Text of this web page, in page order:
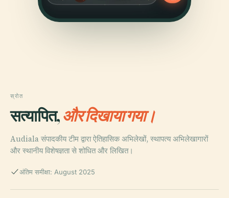
स्रोत
सत्यापित,और दिखाया गया।
Audiala संपादकीय टीम द्वारा ऐतिहासिक अभिलेखों, स्थापत्य अभिलेखागारों
और स्थानीय विशेषज्ञता से शोधित और लिखित।
अंतिम समीक्षा: August 2025